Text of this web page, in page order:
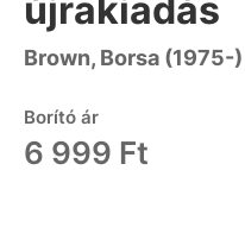
újrakiadás
Brown, Borsa (1975-)
Borító ár
6 999 Ft